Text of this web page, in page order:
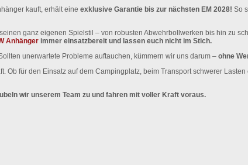
kauft, erhält eine exklusive Garantie bis zur nächsten EM 2028! So
ganz eigenen Spielstil – von robusten Abwehrbollwerken bis hin zu
Anhänger immer einsatzbereit und lassen euch nicht im Stich.
unerwartete Probleme auftauchen, kümmern wir uns darum – ohne
Ob für den Einsatz auf dem Campingplatz, beim Transport schwerer
wir unserem Team zu und fahren mit voller Kraft voraus.